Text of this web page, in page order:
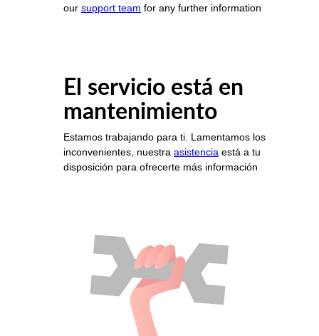
our support team for any further information
El servicio está en
mantenimiento
Estamos trabajando para ti. Lamentamos los
inconvenientes, nuestra asistencia está a tu
disposición para ofrecerte más información